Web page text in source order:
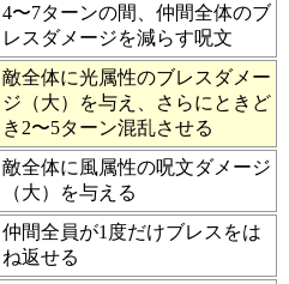
4〜7ターンの間、仲間全体のブ
レスダメージを減らす呪文
敵全体に光属性のブレスダメー
ジ（大）を与え、さらにときど
き2〜5ターン混乱させる
敵全体に風属性の呪文ダメージ
（大）を与える
仲間全員が1度だけブレスをは
ね返せる